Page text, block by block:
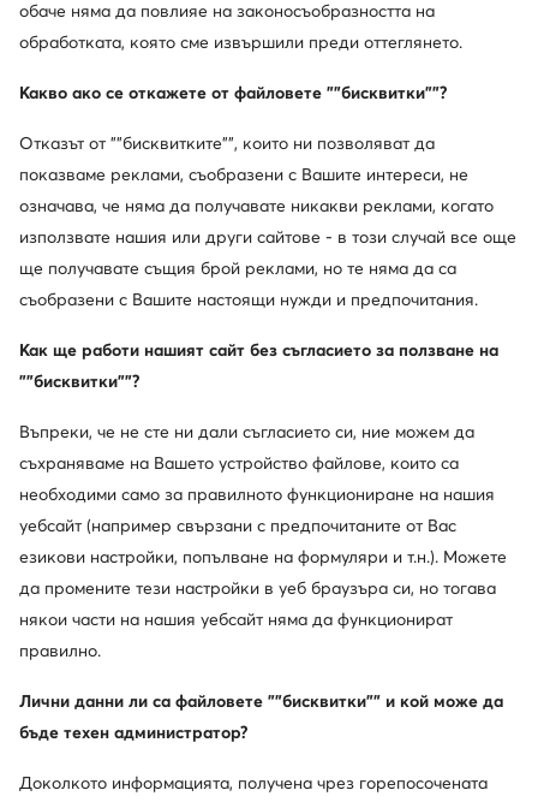
обаче няма да повлияе на законосъобразността на
обработката, която сме извършили преди оттеглянето.
Какво ако се откажете от файловете ""бисквитки""?
Отказът от ""бисквитките"", които ни позволяват да
показваме реклами, съобразени с Вашите интереси, не
означава, че няма да получавате никакви реклами, когато
използвате нашия или други сайтове - в този случай все още
ще получавате същия брой реклами, но те няма да са
съобразени с Вашите настоящи нужди и предпочитания.
Как ще работи нашият сайт без съгласието за ползване на
""бисквитки""?
Въпреки, че не сте ни дали съгласието си, ние можем да
съхраняваме на Вашето устройство файлове, които са
необходими само за правилното функциониране на нашия
уебсайт (например свързани с предпочитаните от Вас
езикови настройки, попълване на формуляри и т.н.). Можете
да промените тези настройки в уеб браузъра си, но тогава
някои части на нашия уебсайт няма да функционират
правилно.
Лични данни ли са файловете ""бисквитки"" и кой може да
бъде техен администратор?
Доколкото информацията, получена чрез горепосочената